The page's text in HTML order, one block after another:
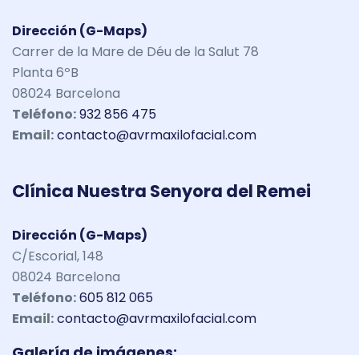
Dirección (G-Maps)
Carrer de la Mare de Déu de la Salut 78
Planta 6ºB
08024 Barcelona
Teléfono:932 856 475
Email:contacto@avrmaxilofacial.com
Clínica Nuestra Senyora del Remei
Dirección (G-Maps)
C/Escorial, 148
08024 Barcelona
Teléfono:605 812 065
Email:contacto@avrmaxilofacial.com